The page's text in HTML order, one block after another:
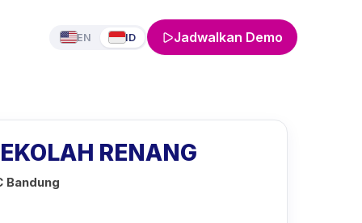
EN ID Jadwalkan Demo
RENANG
Bandung